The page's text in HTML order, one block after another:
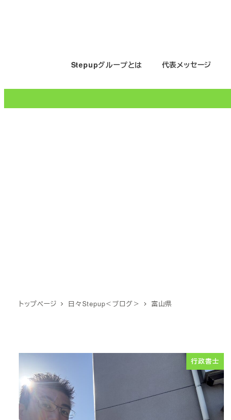
ツ
Stepupグループとは 代表メッセージ
トップページ 日々Stepup＜ブログ＞ 富山県
行政書士